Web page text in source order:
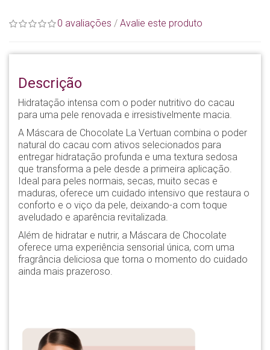
0 avaliações / Avalie este produto
Descrição
Hidratação intensa com o poder nutritivo do cacau
para uma pele renovada e irresistivelmente macia.
A Máscara de Chocolate La Vertuan combina o poder
natural do cacau com ativos selecionados para
entregar hidratação profunda e uma textura sedosa
que transforma a pele desde a primeira aplicação.
Ideal para peles normais, secas, muito secas e
maduras, oferece um cuidado intensivo que restaura o
conforto e o viço da pele, deixando-a com toque
aveludado e aparência revitalizada.
Além de hidratar e nutrir, a Máscara de Chocolate
oferece uma experiência sensorial única, com uma
fragrância deliciosa que torna o momento do cuidado
ainda mais prazeroso.